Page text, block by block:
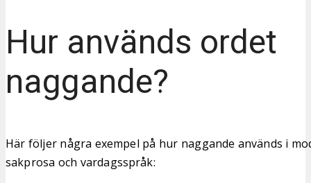
Hur används ordet
naggande?
Här följer några exempel på hur naggande används i
sakprosa och vardagsspråk: